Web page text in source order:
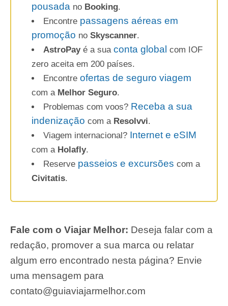
pousada no Booking.
Encontre passagens aéreas em
promoção no Skyscanner.
AstroPayé a sua conta global com IOF
zero aceita em 200 países.
Encontre ofertas de seguro viagem
com a Melhor Seguro.
Problemas com voos? Receba a sua
indenização com a Resolvvi.
Viagem internacional? Internet e eSIM
com a Holafly.
Reserve passeios e excursões com a
Civitatis.
Fale com o Viajar Melhor: Deseja falar com a
redação, promover a sua marca ou relatar
algum erro encontrado nesta página? Envie
uma mensagem para
contato@guiaviajarmelhor.com